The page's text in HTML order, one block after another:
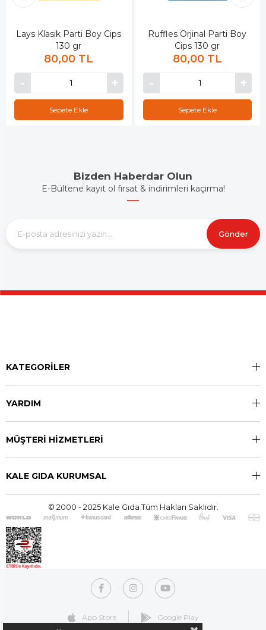
Lays Klasik Parti Boy Cips
130 gr
80,00 TL
Sepete Ekle
Ruffles Orjinal Parti Boy
Cips 130 gr
80,00 TL
Sepete Ekle
Bizden Haberdar Olun
E-Bültene kayıt ol fırsat & indirimleri kaçırma!
Gönder
KATEGORİLER
YARDIM
MÜŞTERİ HİZMETLERİ
KALE GIDA KURUMSAL
© 2000 - 2025 Kale Gıda Tüm Hakları Saklıdır.
App Store Google Play